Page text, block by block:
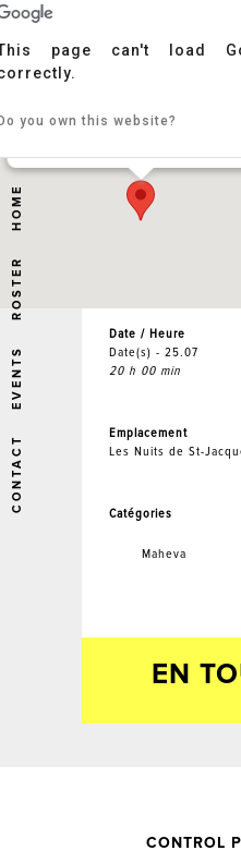
CONTACT
EVENTS
ROSTER
HOME
Les Nuits de St-Jacques
Puy-en-Velay - Puy-en-Velay
page can't load
you own this website?
Date / Heure
Date(s) - 25.07
20 h 00 min
Emplacement
Les Nuits de St-
Catégories
Maheva
EN
CONTROL